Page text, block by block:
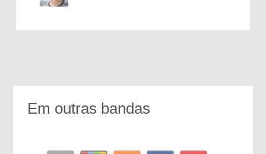
Em outras bandas